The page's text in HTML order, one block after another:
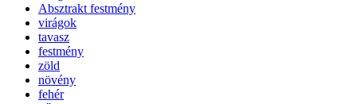
Absztrakt festmény
virágok
tavasz
festmény
zöld
növény
fehér